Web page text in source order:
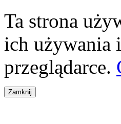
Ta strona
ich używania
przeglądarce.